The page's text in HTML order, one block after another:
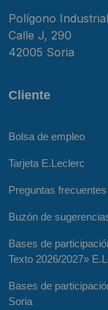
Polígono
Calle J, 290
42005 Soria
Cliente
Bolsa de empleo
Tarjeta E.Leclerc
Preguntas frecuentes
Buzón de
Bases de
Texto 2026/2027»
Bases de
Soria